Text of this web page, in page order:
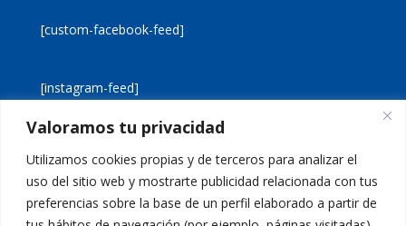
Valoramos tu privacidad
Utilizamos cookies propias y de terceros para analizar el
uso del sitio web y mostrarte publicidad relacionada con tus
preferencias sobre la base de un perfil elaborado a partir de
[custom-facebook-feed]
[instagram-feed]